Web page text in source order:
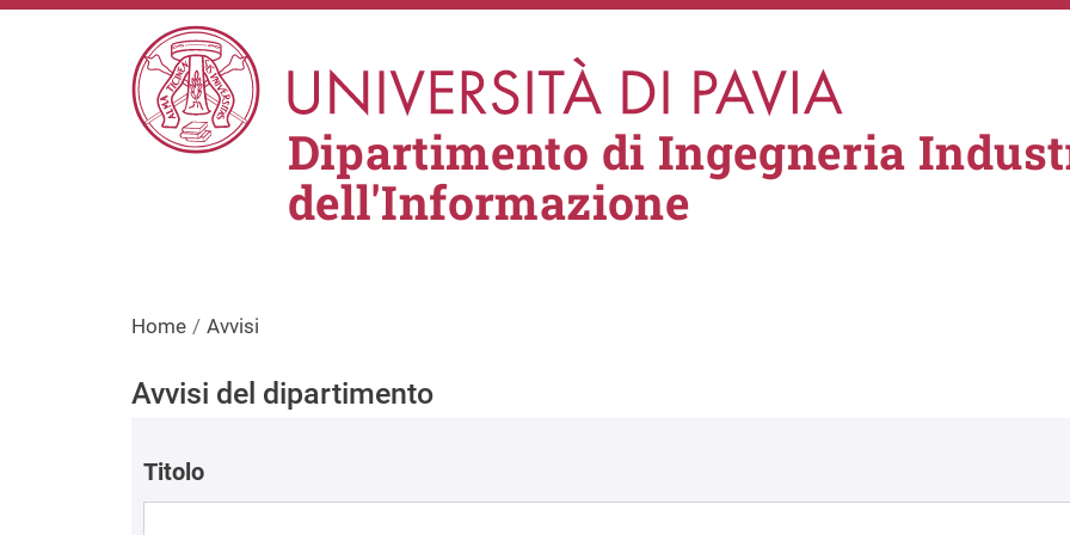
Salta al contenuto principale
Dipartimento di Ingegneria
dell'Informazione
Home Avvisi
Avvisi del dipartimento
Titolo